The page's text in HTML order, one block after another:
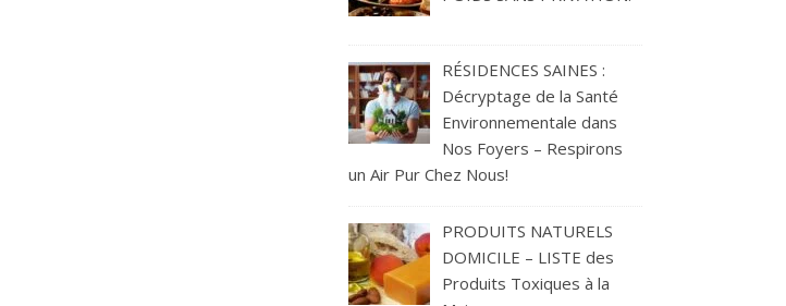
RÉSIDENCES SAINES :
Décryptage de la Santé
Environnementale dans
Nos Foyers – Respirons
un Air Pur Chez Nous!
PRODUITS NATURELS
DOMICILE – LISTE des
Produits Toxiques à la